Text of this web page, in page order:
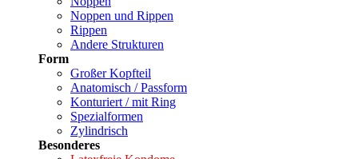
Noppen und Rippen
Rippen
Andere Strukturen
Form
Großer Kopfteil
Anatomisch / Passform
Konturiert / mit Ring
Spezialformen
Zylindrisch
Besonderes